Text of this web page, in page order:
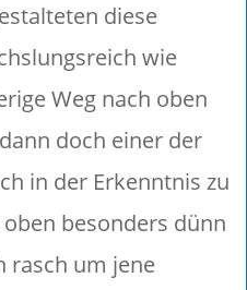
diese
wie
Weg nach oben
doch einer der
in der Erkenntnis zu
besonders dünn
rasch um jene